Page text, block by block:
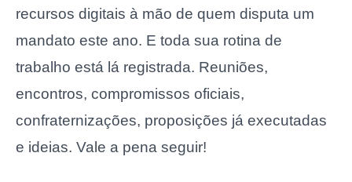
recursos digitais à mão de quem disputa um
mandato este ano. E toda sua rotina de
trabalho está lá registrada. Reuniões,
encontros, compromissos oficiais,
confraternizações, proposições já executadas
e ideias. Vale a pena seguir!